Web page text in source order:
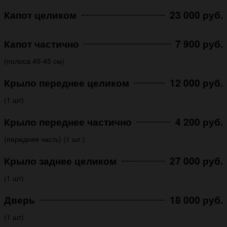
Капот целиком 23 000 руб.
Капот частично 7 900 руб.
(полоса 40-45 см)
Крыло переднее целиком 12 000 руб.
(1 шт)
Крыло переднее частично 4 200 руб.
(передняя часть) (1 шт.)
Крыло заднее целиком 27 000 руб.
(1 шт)
Дверь 18 000 руб.
(1 шт)